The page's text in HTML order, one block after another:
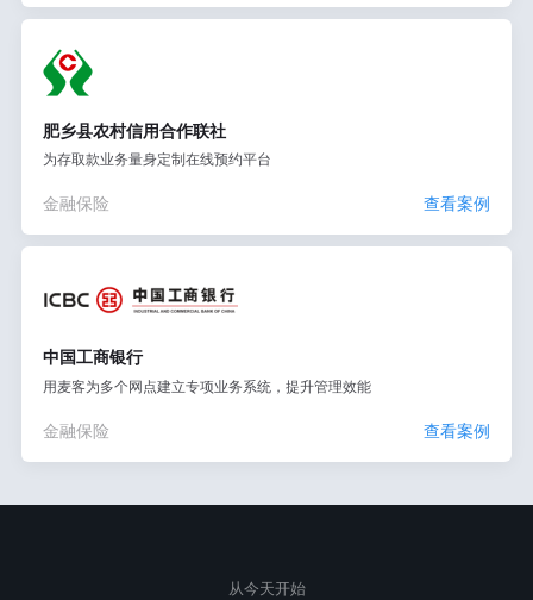
肥乡县农村信用合作联社
为存取款业务量身定制在线预约平台
金融保险 查看案例
中国工商银行
用麦客为多个网点建立专项业务系统，提升管理效能
金融保险 查看案例
从今天开始